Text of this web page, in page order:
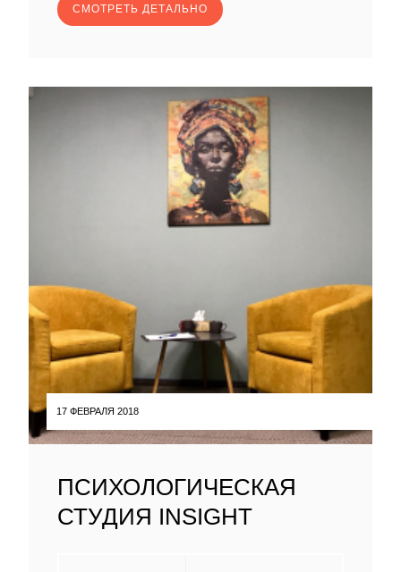
СМОТРЕТЬ ДЕТАЛЬНО
17 ФЕВРАЛЯ 2018
ПСИХОЛОГИЧЕСКАЯ
СТУДИЯ INSIGHT